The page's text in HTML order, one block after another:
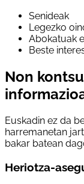
Senideak
Legezko
Abokatuak
Beste
Non
Euskadin ez da
harremanetan
bakar batean
Heriotza-